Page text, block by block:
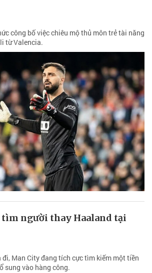
công bố việc chiêu mộ thủ môn trẻ tài năng
từ Valencia.
tìm người thay Haaland tại
đi, Man City đang tích cực tìm kiếm một tiền
sung vào hàng công.